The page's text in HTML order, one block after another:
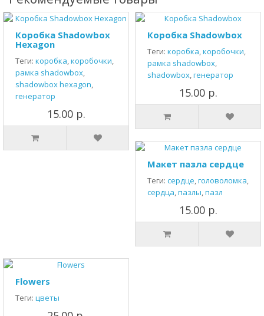
Коробка Shadowbox
Hexagon
Теги: коробка,коробочки,
рамка shadowbox,
shadowbox hexagon,
генератор
15.00 р.
Коробка Shadowbox
Теги: коробка,коробочки,
рамка shadowbox,
shadowbox,генератор
15.00 р.
Макет пазла сердце
Теги: сердце,головоломка,
сердца,пазлы,пазл
15.00 р.
Flowers
Теги: цветы